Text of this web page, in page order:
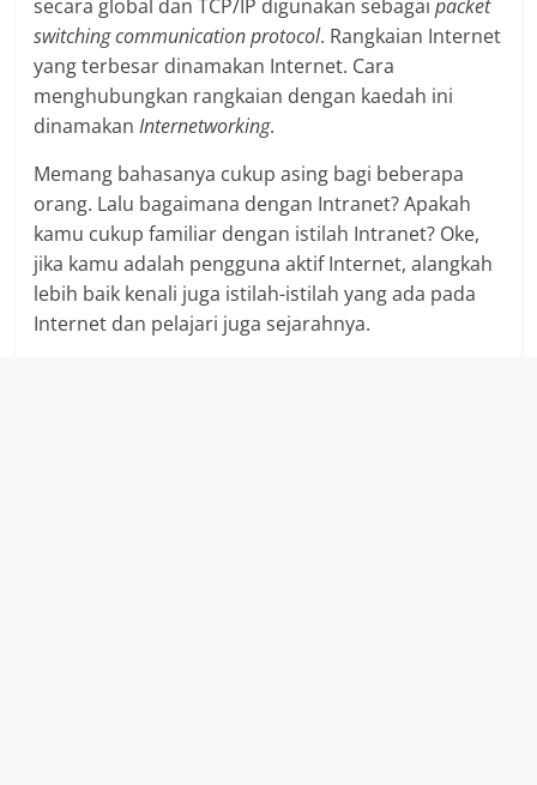
secara global dan TCP/IP digunakan sebagaipacket
switching communication protocol. Rangkaian Internet
yang terbesar dinamakan Internet. Cara
menghubungkan rangkaian dengan kaedah ini
dinamakanInternetworking.
Memang bahasanya cukup asing bagi beberapa
orang. Lalu bagaimana dengan Intranet? Apakah
kamu cukup familiar dengan istilah Intranet? Oke,
jika kamu adalah pengguna aktif Internet, alangkah
lebih baik kenali juga istilah-istilah yang ada pada
Internet dan pelajari juga sejarahnya.